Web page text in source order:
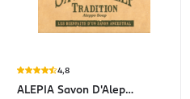
4,8
ALEPIA Savon D'Alep